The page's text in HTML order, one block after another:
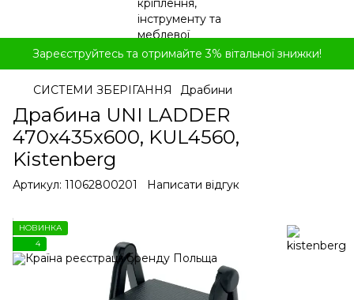
Зареєструйтесь та отримайте 3% вітальної знижки!
СИСТЕМИ ЗБЕРІГАННЯ Драбини
Драбина UNI LADDER
470x435x600, KUL4560,
Kistenberg
Артикул: 11062800201 Написати відгук
НОВИНКА
4